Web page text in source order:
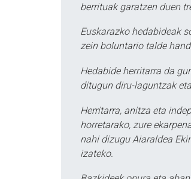
berrituak garatzen duen
Euskarazko hedabideak
zein boluntario talde
Hedabide herritarra da
ditugun diru-laguntzak
Herritarra, anitza eta
horretarako, zure
nahi dizugu Aiaraldea
izateko.